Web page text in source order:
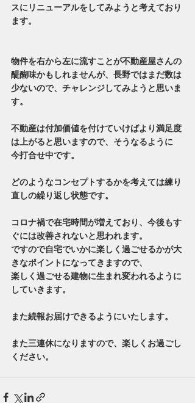
スにリニューアルをしてみようと考えており
ます。
物件を右から左に流すことが不動産屋さんの
醍醐味かもしれませんが、長野ではまだ数は
少ないので、チャレンジしてみようと思いま
す。
不動産は付加価値を付けていけばより満足度
は上がると思いますので、そうなるように
今打合せ中です。
どのようなコンセプトするかを考えては練り
直しの繰り返し状態です。
コロナ禍で在宅時間が増えており、今後もす
ぐには改善されないと思われます。
ですので自宅でいかに楽しく過ごせるかが大
きなポイントになってきますので、
楽しく過ごせる建物に生まれ変われるように
していきます。
また続報お届けできるようにいたします。
また三連休になりますので、楽しくお過ごし
ください。